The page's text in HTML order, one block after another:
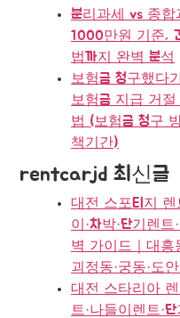
분리과세 vs 종
1000만원 기준,
법까지 완벽 분석
보험금 청구했다
보험금 지급 거
법 (보험금 청구
책기간)
rentcarjd 최신글
대전 스포티지
이·차박·단기렌
벽 가이드｜대흥
괴정동·궁동·도
대전 스타리아
트·나들이렌트·